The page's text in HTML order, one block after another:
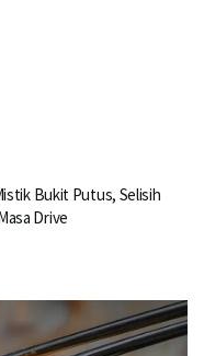
Bukit Putus, Selisih
Drive